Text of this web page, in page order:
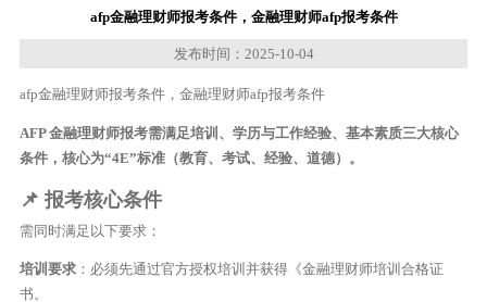
afp金融理财师报考条件，金融理财师afp报考条件
发布时间：2025-10-04
afp金融理财师报考条件，金融理财师afp报考条件
AFP 金融理财师报考需满足培训、学历与工作经验、基本素质三大核心
条件，核心为“4E”标准（教育、考试、经验、道德）。
📌 报考核心条件
需同时满足以下要求：
培训要求：必须先通过官方授权培训并获得《金融理财师培训合格证
书。